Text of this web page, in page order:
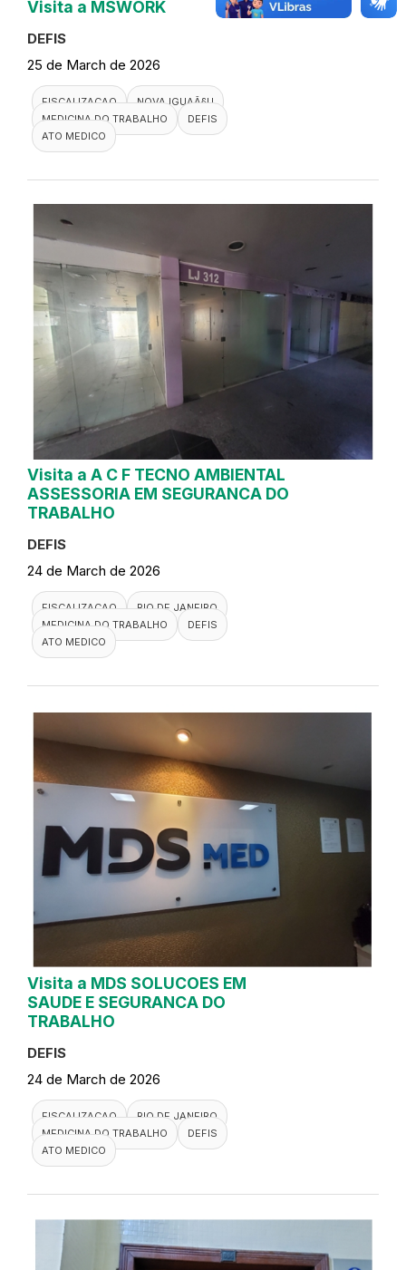
Visita a MSWORK
DEFIS
25 de March de 2026
FISCALIZACAO
NOVA IGUAÃ§U
MEDICINA DO TRABALHO
DEFIS
ATO MEDICO
Visita a A C F TECNO AMBIENTAL
ASSESSORIA EM SEGURANCA DO
TRABALHO
DEFIS
24 de March de 2026
FISCALIZACAO
RIO DE JANEIRO
MEDICINA DO TRABALHO
DEFIS
ATO MEDICO
Visita a MDS SOLUCOES EM
SAUDE E SEGURANCA DO
TRABALHO
DEFIS
24 de March de 2026
FISCALIZACAO
RIO DE JANEIRO
MEDICINA DO TRABALHO
DEFIS
ATO MEDICO